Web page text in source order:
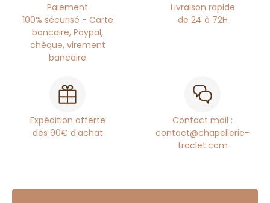
Paiement
100% sécurisé - Carte
bancaire, Paypal,
chèque, virement
bancaire
Livraison rapide
de 24 à 72H
Expédition offerte
dès 90€ d'achat
Contact mail :
contact@chapellerie-
traclet.com